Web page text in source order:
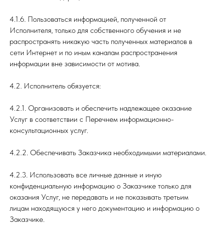
4.1.6. Пользоваться информацией, полученной от
Исполнителя, только для собственного обучения и не
распространять никакую часть полученных материалов в
сети Интернет и по иным каналам распространения
информации вне зависимости от мотива.
4.2. Исполнитель обязуется:
4.2.1. Организовать и обеспечить надлежащее оказание
Услуг в соответствии с Перечнем информационно-
консультационных услуг.
4.2.2. Обеспечивать Заказчика необходимыми материалами.
4.2.3. Использовать все личные данные и иную
конфиденциальную информацию о Заказчике только для
оказания Услуг, не передавать и не показывать третьим
лицам находящуюся у него документацию и информацию о
Заказчике.